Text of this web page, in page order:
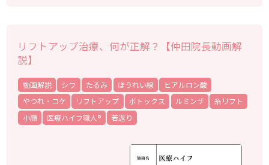
リフトアップ治療、何が正解？【仲田院長動画解
説】
動画解説 シワ たるみ ほうれい線
ヒアルロン酸
やつれ・コケ
リフトアップ ボトックス ルミンザ
糸リフト
小顔
医療ハイフ職人® 若返り